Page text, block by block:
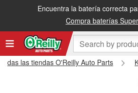
Encuentra la batería correcta
Compra baterías
Todas las tiendas O'Reilly Auto Parts